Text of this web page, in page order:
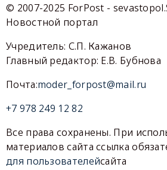
© 2007-2025 ForPost -
Новостной портал
Учредитель: С.П. Кажанов
Главный редактор: Е.В. Бубнова
Почта:moder_forpost@mail.ru
+7 978 249 12 82
Все права сохранены. При
материалов сайта ссылка
для пользователейсайта